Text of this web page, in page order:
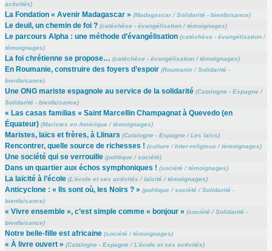
activités)
La Fondation « Avenir Madagascar » (Madagascar/Solidarité - bienfaisance)
Le deuil, un chemin de foi ? (catéchèse - évangélisation/témoignages)
Le parcours Alpha : une méthode d’évangélisation (catéchèse - évangélisation/
témoignages)
La foi chrétienne se propose… (catéchèse - évangélisation/témoignages)
En Roumanie, construire des foyers d’espoir (Roumanie/Solidarité -
bienfaisance)
Une ONG mariste espagnole au service de la solidarité (Catalogne - Espagne/
Solidarité - bienfaisance)
« Las casas familias » Saint Marcellin Champagnat à Quevedo (en
Équateur) (Maristes en Amérique/témoignages)
Maristes, laïcs et frères, à Llinars (Catalogne - Espagne/Les laïcs)
Rencontrer, quelle source de richesses ! (culture/Inter-religieux/témoignages)
Une société qui se verrouille (politique/société)
Dans un quartier aux échos symphoniques ! (société/témoignages)
La laïcité à l’école (L’école et ses activités /laïcité/témoignages)
Anticyclone : « Ils sont où, les Noirs ? » (politique/société/Solidarité -
bienfaisance)
« Vivre ensemble », c’est simple comme « bonjour » (société/Solidarité -
bienfaisance)
Notre belle-fille est africaine (société/témoignages)
« À livre ouvert » (Catalogne - Espagne/L’école et ses activités)